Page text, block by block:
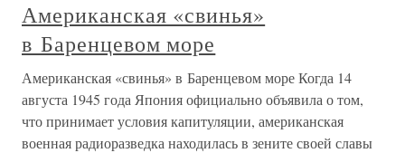
Американская «свинья»
в Баренцевом море
Американская «свинья» в Баренцевом море Когда 14
августа 1945 года Япония официально объявила о том,
что принимает условия капитуляции, американская
военная радиоразведка находилась в зените своей славы